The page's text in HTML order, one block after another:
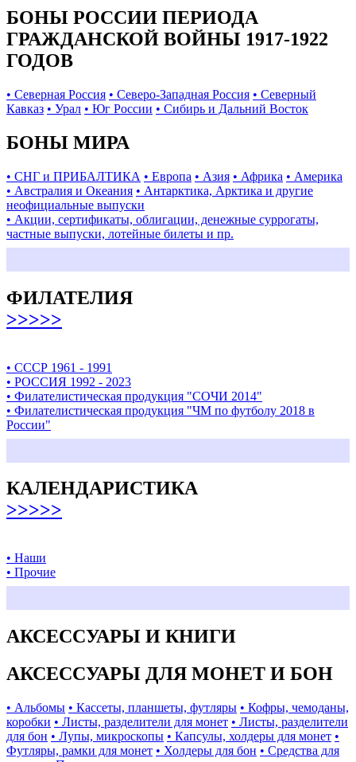
БОНЫ РОССИИ ПЕРИОДА
ГРАЖДАНСКОЙ ВОЙНЫ 1917-1922
ГОДОВ
• Северная Россия • Северо-Западная Россия • Северный
Кавказ • Урал • Юг России • Сибирь и Дальний Восток
БОНЫ МИРА
• СНГ и ПРИБАЛТИКА • Европа • Азия • Африка • Америка
• Австралия и Океания • Антарктика, Арктика и другие
неофициальные выпуски
• Акции, сертификаты, облигации, денежные суррогаты,
частные выпуски, лотейные билеты и пр.
ФИЛАТЕЛИЯ
>>>>>
• СССР 1961 - 1991
• РОССИЯ 1992 - 2023
• Филателистическая продукция "СОЧИ 2014"
• Филателистическая продукция "ЧМ по футболу 2018 в
России"
КАЛЕНДАРИСТИКА
>>>>>
• Наши
• Прочие
АКСЕССУАРЫ И КНИГИ
АКСЕССУАРЫ ДЛЯ МОНЕТ И БОН
• Альбомы • Кассеты, планшеты, футляры • Кофры, чемоданы,
коробки • Листы, разделители для монет • Листы, разделители
для бон • Лупы, микроскопы • Капсулы, холдеры для монет •
Футляры, рамки для монет • Холдеры для бон • Средства для